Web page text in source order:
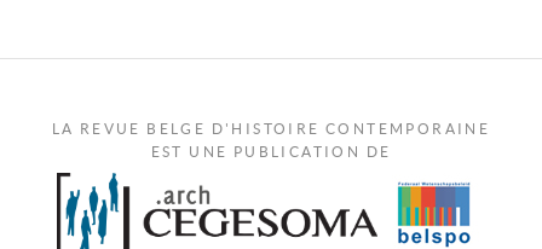
LA REVUE BELGE D'HISTOIRE CONTEMPORAINE
EST UNE PUBLICATION DE